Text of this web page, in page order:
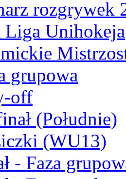
rozgrywek
Liga Unihokeja
grupowa
off
(Południe)
(WU13)
- Faza